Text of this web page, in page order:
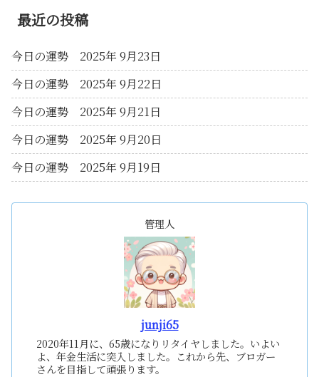
最近の投稿
今日の運勢 2025年 9月23日
今日の運勢 2025年 9月22日
今日の運勢 2025年 9月21日
今日の運勢 2025年 9月20日
今日の運勢 2025年 9月19日
管理人
junji65
2020年11月に、65歳になりリタイヤしました。いよい
よ、年金生活に突入しました。これから先、ブロガー
さんを目指して頑張ります。